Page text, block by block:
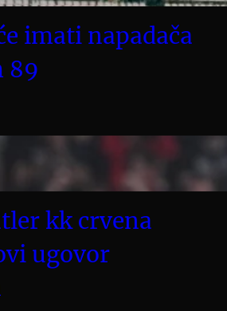
imati napadača
89
kk crvena
ugovor